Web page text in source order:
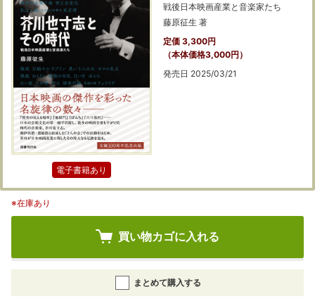
電子書籍あり
戦後日本映画産業と音楽家たち
藤原征生 著
定価 3,300円
（本体価格3,000円）
発売日 2025/03/21
※在庫あり
買い物カゴに入れる
まとめて購入する